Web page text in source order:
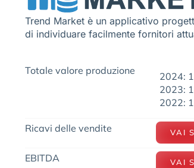
Trend Market è un applicativo
di individuare facilmente fornitori
Totale valore produzione
2024:
2023:
2022:
Ricavi delle vendite VAI
EBITDA VAI